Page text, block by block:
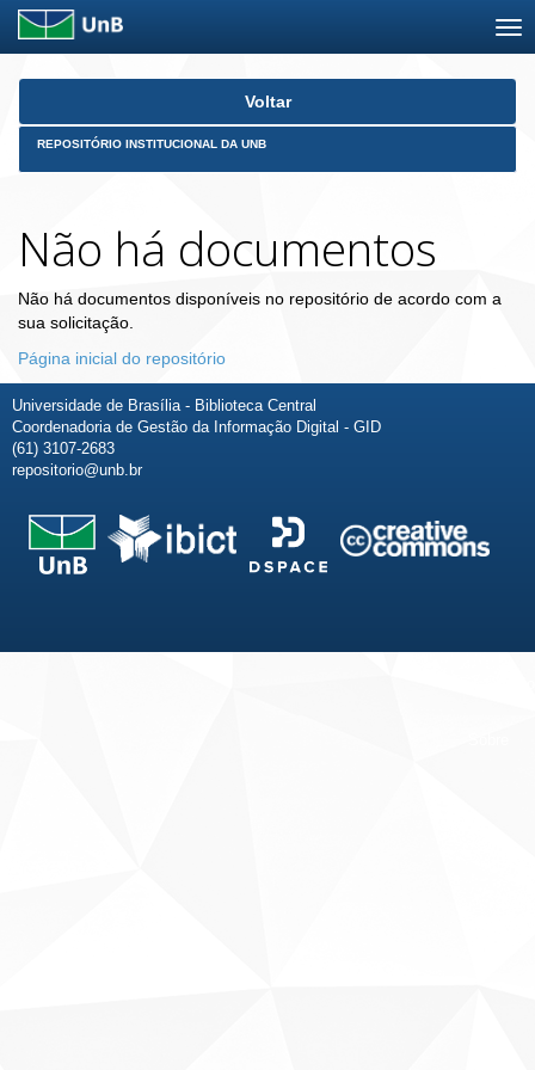
Skip
Voltar
REPOSITÓRIO INSTITUCIONAL DA UNB
Não há documentos
Não há documentos disponíveis no repositório de acordo com a
sua solicitação.
Página inicial do repositório
Universidade de Brasília - Biblioteca Central
Coordenadoria de Gestão da Informação Digital - GID
(61) 3107-2683
repositorio@unb.br